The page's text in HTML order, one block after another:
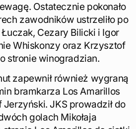
Ostatecznie pokonało
zawodników ustrzeliło po
Cezary Bilicki i Igor
Whiskonzy oraz Krzysztof
stronie winogradzian.
zapewnił również wygraną
bramkarza Los Amarillos
Jerzyński. JKS prowadził do
golach Mikołaja